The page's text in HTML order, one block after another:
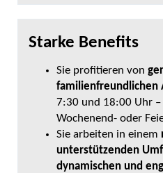
Starke Benefits
Sie profitieren von
familienfreundlichen
7:30 und 18:00 Uhr –
Wochenend- oder
Sie arbeiten in einem
unterstützenden
dynamischen und